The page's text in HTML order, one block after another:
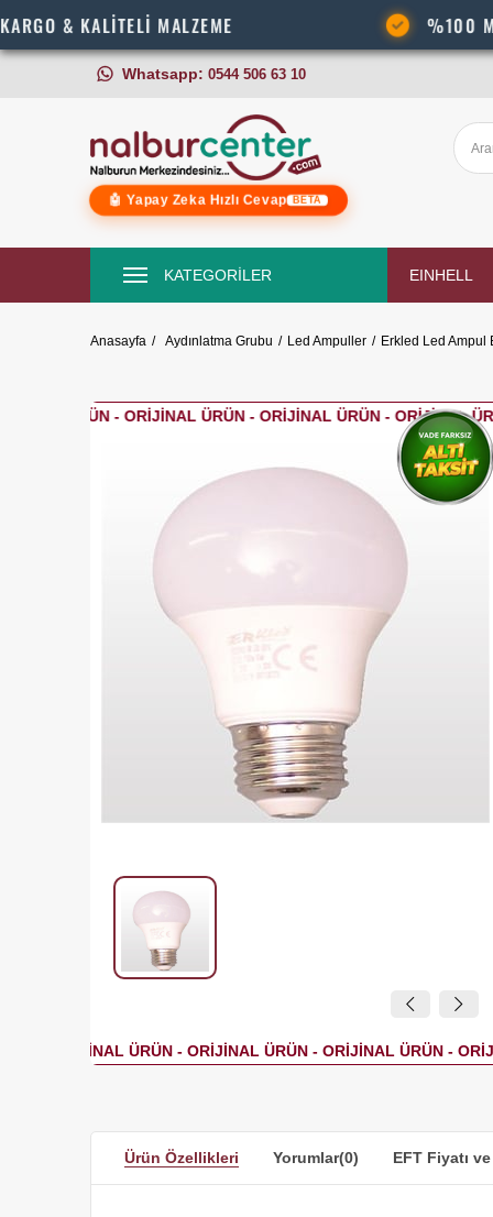
MALZEME %100 MÜŞTERİ
Whatsapp: 0544 506 63 10
🤖 Yapay Zeka Hızlı Cevap BETA
KATEGORİLER EINHELL
Anasayfa Aydınlatma Grubu Led Ampuller Erkled Led Ampul
Ürün Özellikleri Yorumlar(0) EFT Fiyatı